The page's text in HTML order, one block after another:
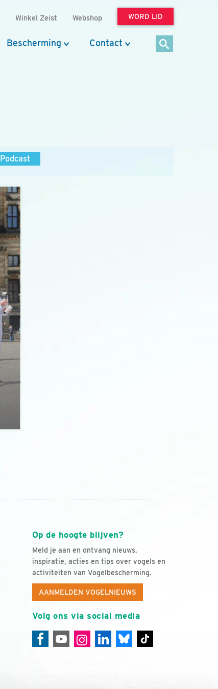
Winkel Zeist Webshop WORD LID
Bescherming Contact
Podcast
Op de hoogte blijven?
Meld je aan en ontvang nieuws,
inspiratie, acties en tips over vogels en
activiteiten van Vogelbescherming.
AANMELDEN VOGELNIEUWS
Volg ons via social media